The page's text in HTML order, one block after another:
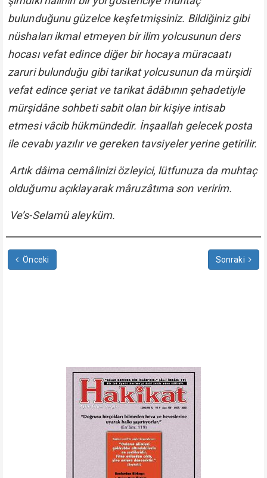
bulunduğunu güzelce keşfetmişsiniz. Bildiğiniz gibi
nüshaları ikmal etmeyen bir ilim yolcusunun ders
hocası vefat edince diğer bir hocaya müracaatı
zaruri bulunduğu gibi tarikat yolcusunun da mürşidi
vefat edince şeriat ve tarikat âdâbının şehadetiyle
mürşidâne sohbeti sabit olan bir kişiye intisab
etmesi vâcib hükmündedir. İnşaallah gelecek posta
ile cevabı yazılır ve gereken tavsiyeler yerine getirilir.
Artık dâima cemâlinizi özleyici, lütfunuza da muhtaç
olduğumu açıklayarak mâruzâtıma son veririm.
Ve’s-Selamü aleyküm.
Önceki Sonraki